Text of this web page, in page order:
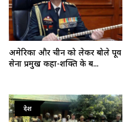
अमेरिका और चीन को लेकर बोले पूर्व
सेना प्रमुख कहा-शक्ति के ब...
देश